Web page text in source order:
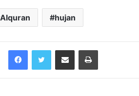
Alquran hujan
FacebookTwitterShare via Email Print